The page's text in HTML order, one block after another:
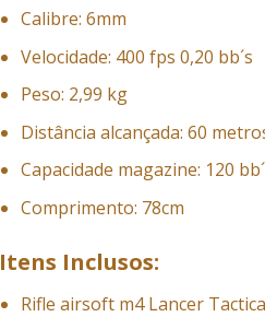
Calibre: 6mm
Velocidade: 400 fps 0,20 bb´s
Peso: 2,99 kg
Distância alcançada: 60
Capacidade magazine: 120
Comprimento: 78cm
Itens Inclusos:
Rifle airsoft m4 Lancer